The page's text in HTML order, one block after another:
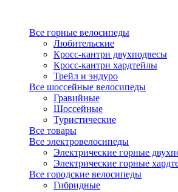
Все горные велосипеды
Любительские
Кросс-кантри двухподвесы
Кросс-кантри хардтейлы
Трейл и эндуро
Все шоссейные велосипеды
Гравийные
Шоссейные
Туристические
Все товары
Все электровелосипеды
Электрические горные
Электрические горные
Все городские велосипеды
Гибридные